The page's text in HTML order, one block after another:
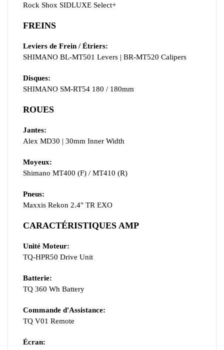
Rock Shox SIDLUXE Select+
FREINS
Leviers de Frein / Étriers:
SHIMANO BL-MT501 Levers | BR-MT520 Calipers
Disques:
SHIMANO SM-RT54 180 / 180mm
ROUES
Jantes:
Alex MD30 | 30mm Inner Width
Moyeux:
Shimano MT400 (F) / MT410 (R)
Pneus:
Maxxis Rekon 2.4" TR EXO
CARACTÉRISTIQUES AMP
Unité Moteur:
TQ-HPR50 Drive Unit
Batterie:
TQ 360 Wh Battery
Commande d'Assistance:
TQ V01 Remote
Écran: